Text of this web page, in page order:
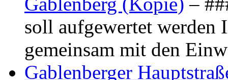
soll aufgewertet werden
gemeinsam mit den
Gablenberger